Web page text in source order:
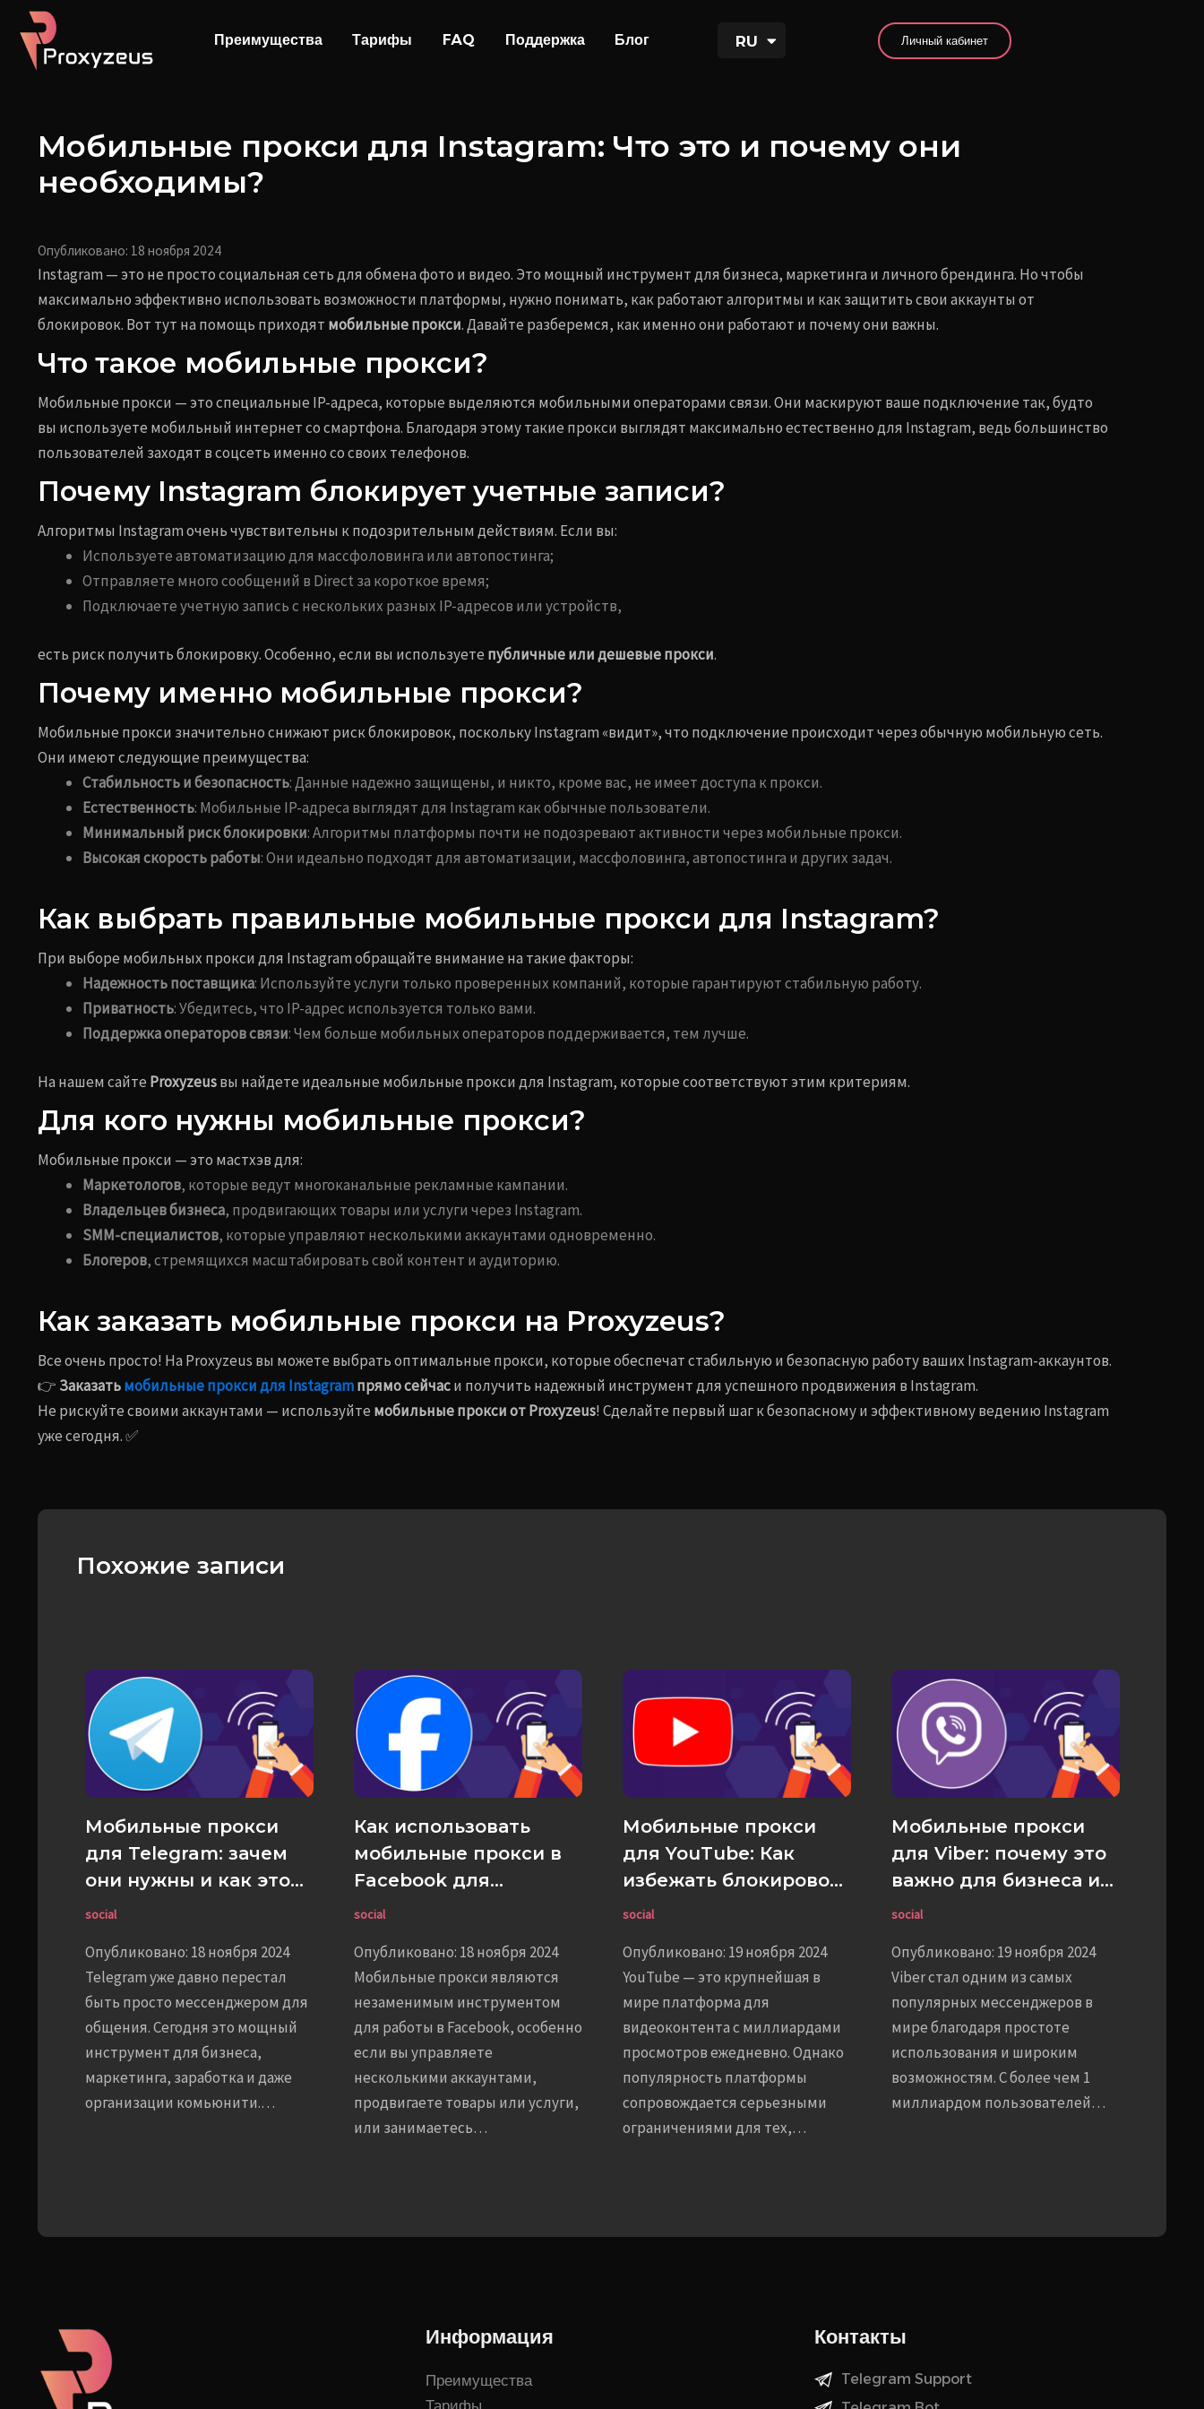
Перейти
содержимому
Преимущества Тарифы FAQ Поддержка Блог RU
EN
Личный кабинет
Мобильные прокси для Instagram: Что это и почему они
необходимы?
Опубликовано: 18 ноября 2024
Instagram — это не просто социальная сеть для обмена фото и видео. Это мощный инструмент для бизнеса, маркетинга и личного брендинга. Но чтобы
максимально эффективно использовать возможности платформы, нужно понимать, как работают алгоритмы и как защитить свои аккаунты от
блокировок. Вот тут на помощь приходят мобильные прокси. Давайте разберемся, как именно они работают и почему они важны.
Что такое мобильные прокси?
Мобильные прокси — это специальные IP-адреса, которые выделяются мобильными операторами связи. Они маскируют ваше подключение так, будто
вы используете мобильный интернет со смартфона. Благодаря этому такие прокси выглядят максимально естественно для Instagram, ведь большинство
пользователей заходят в соцсеть именно со своих телефонов.
Почему Instagram блокирует учетные записи?
Алгоритмы Instagram очень чувствительны к подозрительным действиям. Если вы:
Используете автоматизацию для массфоловинга или автопостинга;
Отправляете много сообщений в Direct за короткое время;
Подключаете учетную запись с нескольких разных IP-адресов или устройств,
есть риск получить блокировку. Особенно, если вы используете публичные или дешевые прокси.
Почему именно мобильные прокси?
Мобильные прокси значительно снижают риск блокировок, поскольку Instagram «видит», что подключение происходит через обычную мобильную сеть.
Они имеют следующие преимущества:
Стабильность и безопасность: Данные надежно защищены, и никто, кроме вас, не имеет доступа к прокси.
Естественность: Мобильные IP-адреса выглядят для Instagram как обычные пользователи.
Минимальный риск блокировки: Алгоритмы платформы почти не подозревают активности через мобильные прокси.
Высокая скорость работы: Они идеально подходят для автоматизации, массфоловинга, автопостинга и других задач.
Как выбрать правильные мобильные прокси для Instagram?
При выборе мобильных прокси для Instagram обращайте внимание на такие факторы:
Надежность поставщика: Используйте услуги только проверенных компаний, которые гарантируют стабильную работу.
Приватность: Убедитесь, что IP-адрес используется только вами.
Поддержка операторов связи: Чем больше мобильных операторов поддерживается, тем лучше.
На нашем сайте Proxyzeusвы найдете идеальные мобильные прокси для Instagram, которые соответствуют этим критериям.
Для кого нужны мобильные прокси?
Мобильные прокси — это мастхэв для:
Маркетологов, которые ведут многоканальные рекламные кампании.
Владельцев бизнеса, продвигающих товары или услуги через Instagram.
SMM-специалистов, которые управляют несколькими аккаунтами одновременно.
Блогеров, стремящихся масштабировать свой контент и аудиторию.
Как заказать мобильные прокси на Proxyzeus?
Все очень просто! На Proxyzeus вы можете выбрать оптимальные прокси, которые обеспечат стабильную и безопасную работу ваших Instagram-аккаунтов.
👉 Заказатьмобильные прокси для Instagramпрямо сейчаси получить надежный инструмент для успешного продвижения в Instagram.
Не рискуйте своими аккаунтами — используйте мобильные прокси от Proxyzeus! Сделайте первый шаг к безопасному и эффективному ведению Instagram
уже сегодня. ✅
Навигация
по
записям
Похожие записи
Мобильные прокси
для Telegram: зачем
они нужны и как это
работает
social
Опубликовано: 18 ноября 2024
Telegram уже давно перестал
быть просто мессенджером для
общения. Сегодня это мощный
инструмент для бизнеса,
маркетинга, заработка и даже
организации комьюнити.…
Как использовать
мобильные прокси в
Facebook для
эффективной работы?
social
Опубликовано: 18 ноября 2024
Мобильные прокси являются
незаменимым инструментом
для работы в Facebook, особенно
если вы управляете
несколькими аккаунтами,
продвигаете товары или услуги,
или занимаетесь…
Мобильные прокси
для YouTube: Как
избежать блокировок
и увеличить доход
social
Опубликовано: 19 ноября 2024
YouTube — это крупнейшая в
мире платформа для
видеоконтента с миллиардами
просмотров ежедневно. Однако
популярность платформы
сопровождается серьезными
ограничениями для тех,…
Мобильные прокси
для Viber: почему это
важно для бизнеса и
личного пользования
social
Опубликовано: 19 ноября 2024
Viber стал одним из самых
популярных мессенджеров в
мире благодаря простоте
использования и широким
возможностям. С более чем 1
миллиардом пользователей…
Информация
Преимущества
Тарифы
Контакты
Telegram Support